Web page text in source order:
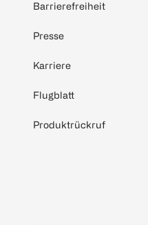
Barrierefreiheit
Presse
Karriere
Flugblatt
Produktrückruf